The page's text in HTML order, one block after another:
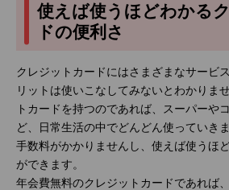
使えば使うほどわかる
ドの便利さ
クレジットカードにはさまざまなサービ
リットは使いこなしてみないとわかりま
トカードを持つのであれば、スーパーや
ど、日常生活の中でどんどん使っていき
手数料がかかりませんし、使えば使うほ
ができます。
年会費無料のクレジットカードであれば